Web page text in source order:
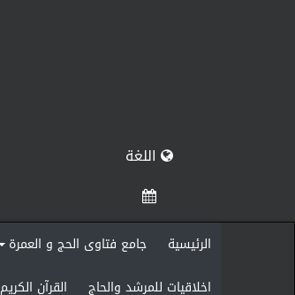
اللغة
الرئيسية جامع فتاوى الحج و العمرة
اخلاقيات للمرشد والحاج
القرآن الكريم